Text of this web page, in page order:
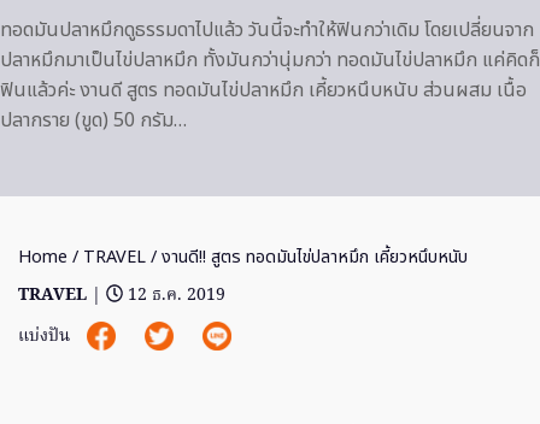
ทอดมันปลาหมึกดูธรรมดาไปแล้ว วันนี้จะทำให้ฟินกว่าเดิม โดยเปลี่ยนจาก
ปลาหมึกมาเป็นไข่ปลาหมึก ทั้งมันกว่านุ่มกว่า ทอดมันไข่ปลาหมึก แค่คิดก็
ฟินแล้วค่ะ งานดี สูตร ทอดมันไข่ปลาหมึก เคี้ยวหนึบหนับ ส่วนผสม เนื้อ
ปลากราย (ขูด) 50 กรัม…
Home / TRAVEL/ งานดี!! สูตร ทอดมันไข่ปลาหมึก เคี้ยวหนึบหนับ
TRAVEL |
12 ธ.ค. 2019
แบ่งปัน